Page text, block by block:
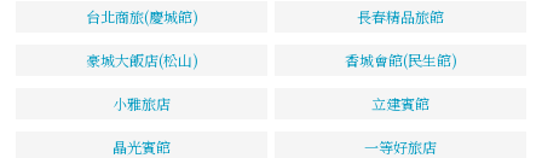
台北商旅(慶城館) 長春精品旅館
豪城大飯店(松山) 香城會館(民生館)
小雅旅店 立建賓館
晶光賓館 一等好旅店